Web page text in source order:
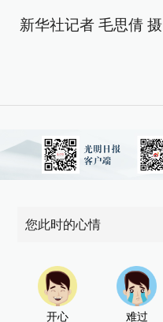
新华社记者 毛思倩 摄
您此时的心情
开心 难过